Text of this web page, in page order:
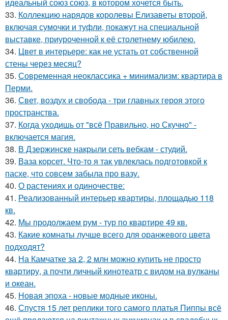
33. Коллекцию нарядов королевы Елизаветы второй,
включая сумочки и туфли, покажут на специальной
выставке, приуроченной к её столетнему юбилею.
34. Цвет в интерьере: как не устать от собственной
стены через месяц?
35. Современная неоклассика + минимализм: квартира в
Перми.
36. Свет, воздух и свобода - три главных героя этого
пространства.
37. Когда уходишь от "всё Правильно, но Скучно" -
включается магия.
38. В Дзержинске накрыли сеть вебкам - студий.
39. Ваза корсет. Что-то я так увлеклась подготовкой к
пасхе, что совсем забыла про вазу.
40. О растениях и одиночестве:
41. Реализованный интерьер квартиры, площадью 118
кв.
42. Мы продолжаем рум - тур по квартире 49 кв.
43. Какие комнаты лучше всего для оранжевого цвета
подходят?
44. На Камчатке за 2, 2 млн можно купить не просто
квартиру, а почти личный кинотеатр с видом на вулканы
и океан.
45. Новая эпоха - новые модные иконы.
46. Спустя 15 лет реплики того самого платья Пиппы всё